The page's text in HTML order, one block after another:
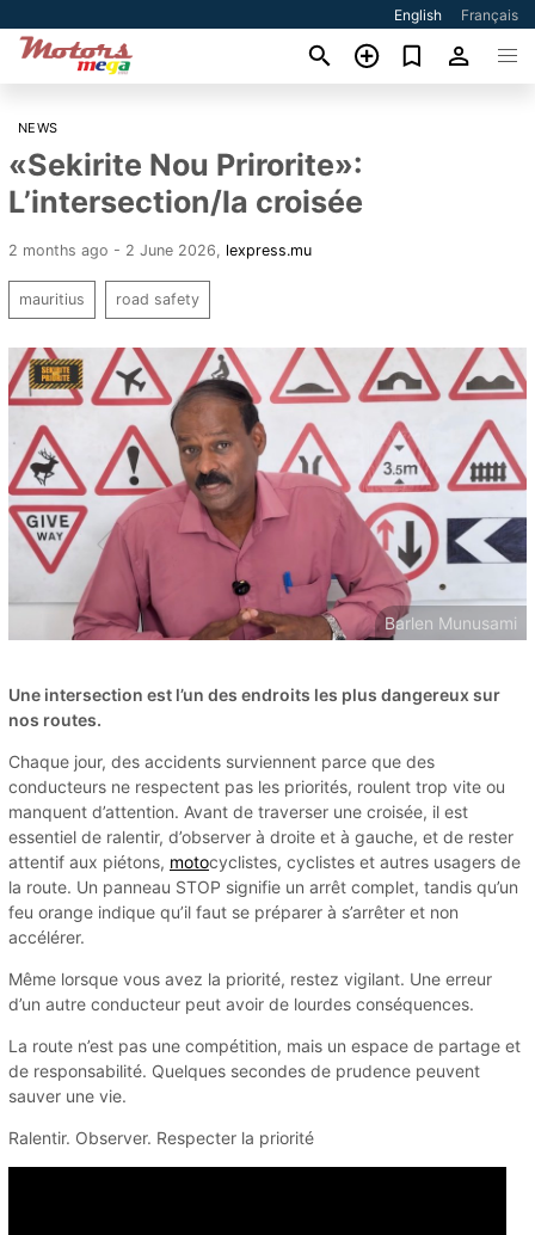
English Français
NEWS
«Sekirite Nou Prirorite»:
L’intersection/la croisée
2 months ago - 2 June 2026 lexpress.mu
mauritius road safety
Barlen Munusami
Une intersection est l’un des endroits les plus dangereux sur
nos routes.
Chaque jour, des accidents surviennent parce que des
conducteurs ne respectent pas les priorités, roulent trop vite ou
manquent d’attention. Avant de traverser une croisée, il est
essentiel de ralentir, d’observer à droite et à gauche, et de rester
attentif aux piétons, motocyclistes, cyclistes et autres usagers de
la route. Un panneau STOP signifie un arrêt complet, tandis qu’un
feu orange indique qu’il faut se préparer à s’arrêter et non
accélérer.
Même lorsque vous avez la priorité, restez vigilant. Une erreur
d’un autre conducteur peut avoir de lourdes conséquences.
La route n’est pas une compétition, mais un espace de partage et
de responsabilité. Quelques secondes de prudence peuvent
sauver une vie.
Ralentir. Observer. Respecter la priorité